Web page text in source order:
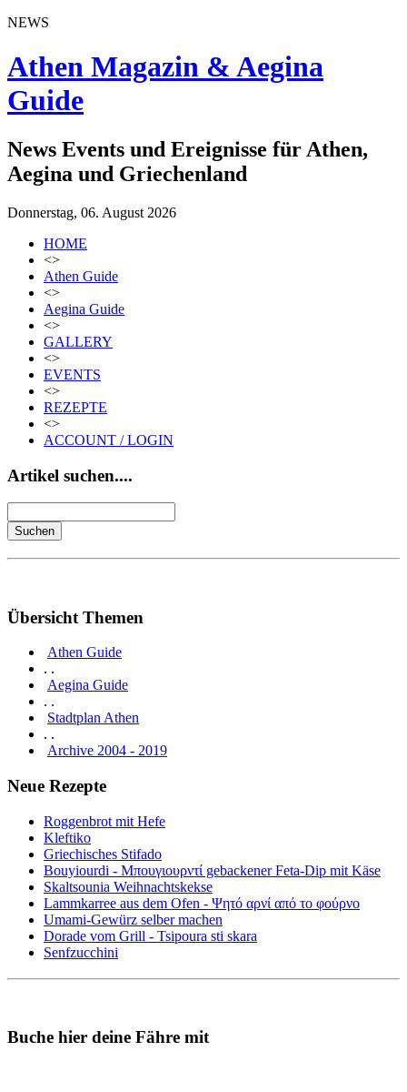
NEWS
Athen Magazin & Aegina
Guide
News Events und Ereignisse für Athen,
Aegina und Griechenland
Donnerstag, 06. August 2026
HOME
<>
Athen Guide
<>
Aegina Guide
<>
GALLERY
<>
EVENTS
<>
REZEPTE
<>
ACCOUNT / LOGIN
Artikel suchen....
Übersicht Themen
Athen Guide
. .
Aegina Guide
. .
Stadtplan Athen
. .
Archive 2004 - 2019
Neue Rezepte
Roggenbrot mit Hefe
Kleftiko
Griechisches Stifado
Bouyiourdi - Μπουγιουρντί gebackener Feta-Dip mit Käse
Skaltsounia Weihnachtskekse
Lammkarree aus dem Ofen - Ψητό αρνί από το φούρνο
Umami-Gewürz selber machen
Dorade vom Grill - Tsipoura sti skara
Senfzucchini
Buche hier deine Fähre mit